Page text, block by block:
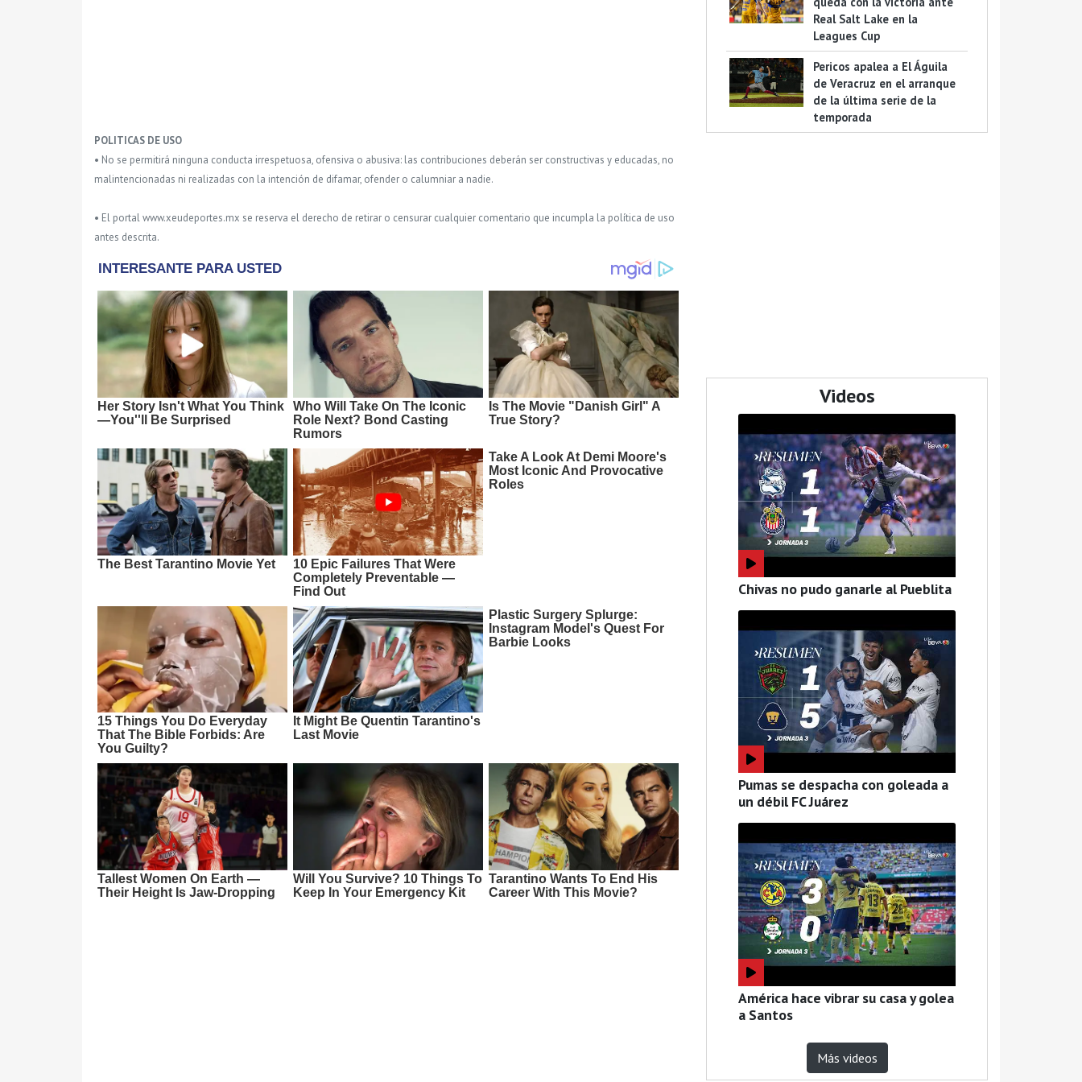
POLITICAS DE USO
• No se permitirá ninguna conducta irrespetuosa, ofensiva o abusiva: las contribuciones deberán ser constructivas y educadas, no
malintencionadas ni realizadas con la intención de difamar, ofender o calumniar a nadie.
• El portal www.xeudeportes.mx se reserva el derecho de retirar o censurar cualquier comentario que incumpla la política de uso
antes descrita.
Real Salt Lake en la
Leagues Cup
Pericos apalea a El Águila
de Veracruz en el arranque
de la última serie de la
temporada
Videos
Chivas no pudo ganarle al Pueblita
Pumas se despacha con goleada a
un débil FC Juárez
América hace vibrar su casa y golea
a Santos
Más videos